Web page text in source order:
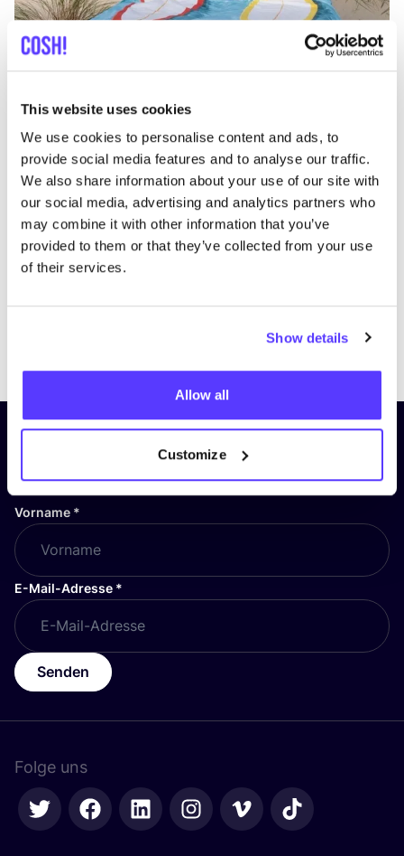
This website uses cookies
We use cookies to personalise content and ads, to
provide social media features and to analyse our traffic.
We also share information about your use of our site with
our social media, advertising and analytics partners who
may combine it with other information that you’ve
provided to them or that they’ve collected from your use
of their services.
Show details
Allow all
Customize
PreviousNext
Abonniere unseren Newsletter
und bleibe auf dem Laufenden!
Vorname *
E-Mail-Adresse *
Senden
Folge uns